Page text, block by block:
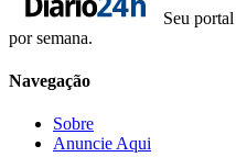
Seu
por semana.
Navegação
Sobre
Anuncie Aqui